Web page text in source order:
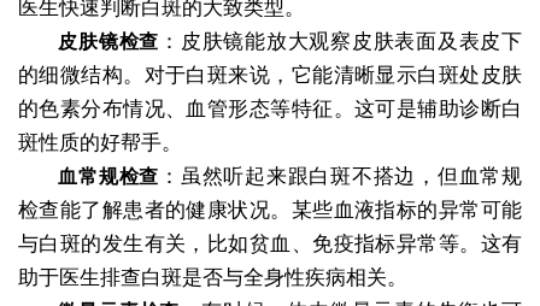
医生快速判断白斑的大致类型。
皮肤镜检查 ：皮肤镜能放大观察皮肤表面及表皮下
的细微结构。对于白斑来说，它能清晰显示白斑处皮肤
的色素分布情况、血管形态等特征。这可是辅助诊断白
斑性质的好帮手。
血常规检查 ：虽然听起来跟白斑不搭边，但血常规
检查能了解患者的健康状况。某些血液指标的异常可能
与白斑的发生有关，比如贫血、免疫指标异常等。这有
助于医生排查白斑是否与全身性疾病相关。